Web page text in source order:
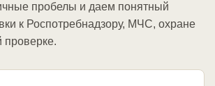
пробелы и даем понятный
к Роспотребнадзору, МЧС, охране
проверке.